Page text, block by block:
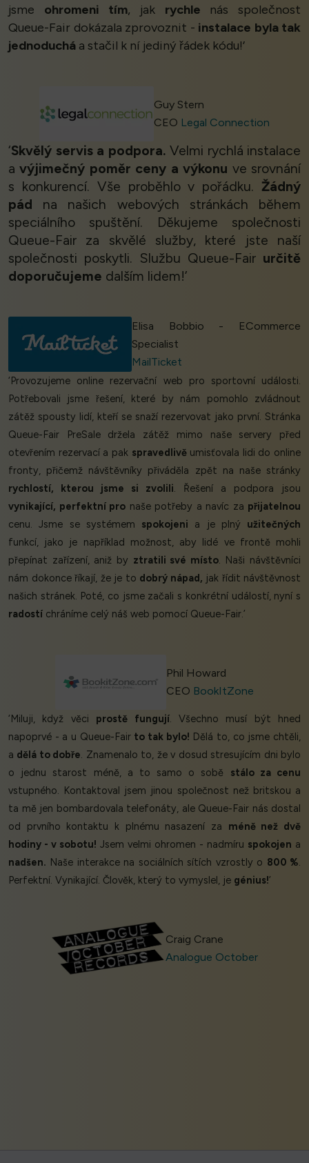
jsme ohromeni tím, jak rychle nás společnost
Queue-Fair dokázala zprovoznit - instalace byla tak
jednoduchá a stačil k ní jediný řádek kódu!’
Guy Stern
CEO Legal Connection
‘Skvělý servis a podpora. Velmi rychlá instalace
avýjimečný poměr ceny a výkonu ve srovnání
s konkurencí. Vše proběhlo v pořádku. Žádný
pád na našich webových stránkách během
speciálního spuštění. Děkujeme společnosti
Queue-Fair za skvělé služby, které jste naší
společnosti poskytli. Službu Queue-Fair určitě
doporučujeme dalším lidem!’
Elisa Bobbio - ECommerce
Specialist
MailTicket
‘Provozujeme online rezervační web pro sportovní události.
Potřebovali jsme řešení, které by nám pomohlo zvládnout
zátěž spousty lidí, kteří se snaží rezervovat jako první. Stránka
Queue-Fair PreSale držela zátěž mimo naše servery před
otevřením rezervací a pak spravedlivěumisťovala lidi do online
fronty, přičemž návštěvníky přiváděla zpět na naše stránky
rychlostí, kterou jsme si zvolili. Řešení a podpora jsou
vynikající, perfektní pro naše potřeby a navíc za přijatelnou
cenu. Jsme se systémem spokojeni a je plný užitečných
funkcí, jako je například možnost, aby lidé ve frontě mohli
přepínat zařízení, aniž by ztratili své místo. Naši návštěvníci
nám dokonce říkají, že je to dobrý nápad, jak řídit návštěvnost
našich stránek. Poté, co jsme začali s konkrétní událostí, nyní s
radostí chráníme celý náš web pomocí Queue-Fair.’
Phil Howard
CEO BookItZone
‘Miluji, když věci prostě fungují. Všechno musí být hned
napoprvé - a u Queue-Fair to tak bylo! Dělá to, co jsme chtěli,
a dělá to dobře. Znamenalo to, že v dosud stresujícím dni bylo
o jednu starost méně, a to samo o sobě stálo za cenu
vstupného. Kontaktoval jsem jinou společnost než britskou a
ta mě jen bombardovala telefonáty, ale Queue-Fair nás dostal
od prvního kontaktu k plnému nasazení za méně než dvě
hodiny - v sobotu! Jsem velmi ohromen - nadmíru spokojen a
nadšen. Naše interakce na sociálních sítích vzrostly o 800 %.
Perfektní. Vynikající. Člověk, který to vymyslel, je génius!’
Craig Crane
Analogue October